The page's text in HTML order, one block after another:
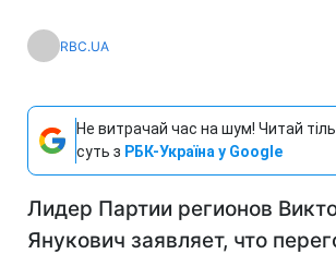
RBC.UA
Не витрачай час на шум! Читай
суть з РБК-Україна у Google
Лидер Партии регионов
Янукович заявляет, что